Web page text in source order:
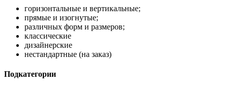
горизонтальные и вертикальные;
прямые и изогнутые;
различных форм и размеров;
классические
дизайнерские
нестандартные (на заказ)
Подкатегории